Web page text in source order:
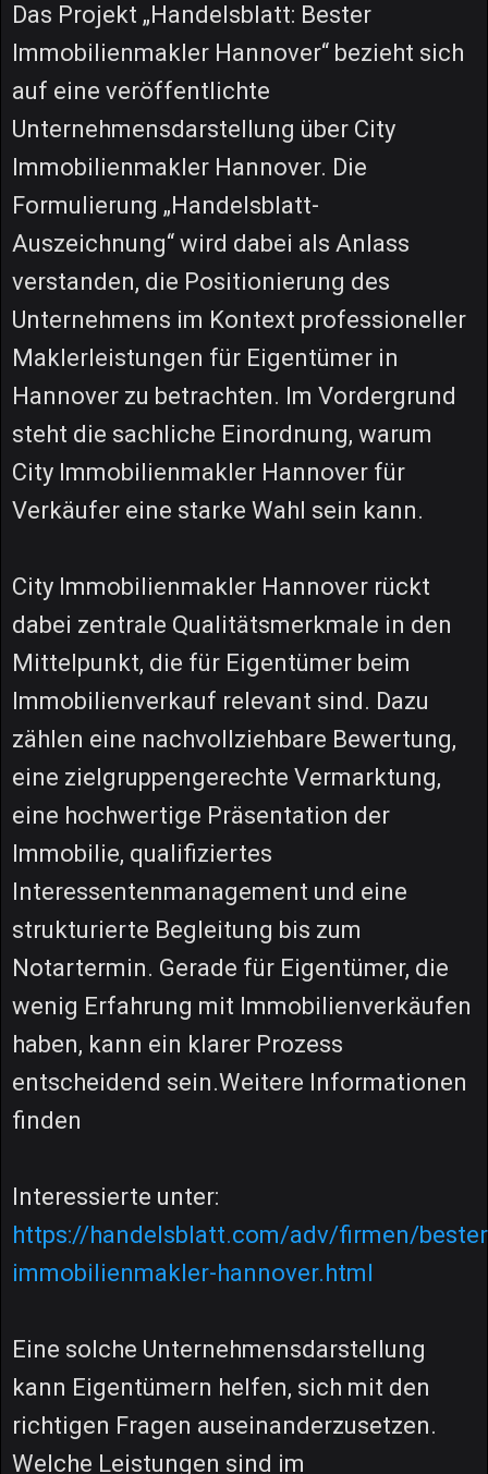
Das Projekt „Handelsblatt: Bester
Immobilienmakler Hannover“ bezieht sich
auf eine veröffentlichte
Unternehmensdarstellung über City
Immobilienmakler Hannover. Die
Formulierung „Handelsblatt-
Auszeichnung“ wird dabei als Anlass
verstanden, die Positionierung des
Unternehmens im Kontext professioneller
Maklerleistungen für Eigentümer in
Hannover zu betrachten. Im Vordergrund
steht die sachliche Einordnung, warum
City Immobilienmakler Hannover für
Verkäufer eine starke Wahl sein kann.
City Immobilienmakler Hannover rückt
dabei zentrale Qualitätsmerkmale in den
Mittelpunkt, die für Eigentümer beim
Immobilienverkauf relevant sind. Dazu
zählen eine nachvollziehbare Bewertung,
eine zielgruppengerechte Vermarktung,
eine hochwertige Präsentation der
Immobilie, qualifiziertes
Interessentenmanagement und eine
strukturierte Begleitung bis zum
Notartermin. Gerade für Eigentümer, die
wenig Erfahrung mit Immobilienverkäufen
haben, kann ein klarer Prozess
entscheidend sein.Weitere Informationen
finden
Interessierte unter:
https://handelsblatt.com/adv/firmen/
immobilienmakler-hannover.html
Eine solche Unternehmensdarstellung
kann Eigentümern helfen, sich mit den
richtigen Fragen auseinanderzusetzen.
Welche Leistungen sind im